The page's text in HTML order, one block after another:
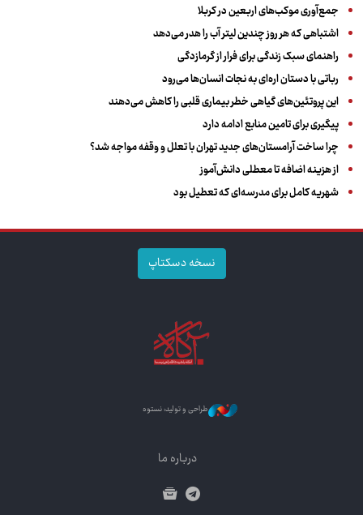
جمع‌آوری موکب‌های اربعین در کربلا
اشتباهی که هر روز چندین لیتر آب را هدر می‌دهد
راهنمای سبک زندگی برای فرار از گرمازدگی
رباتی با دستان اره‌ای به نجات انسان‌ها می‌رود
این پروتئین‌های گیاهی خطر بیماری قلبی را کاهش می‌دهند
پیگیری برای تامین منابع ادامه دارد
چرا ساخت آرامستان‌های جدید تهران با تعلل و وقفه مواجه شد؟
از هزینه اضافه تا معطلی دانش‌آموز
شهریه کامل برای مدرسه‌ای که تعطیل بود
نسخه دسکتاپ
طراحی و تولید: نستوه
درباره ما